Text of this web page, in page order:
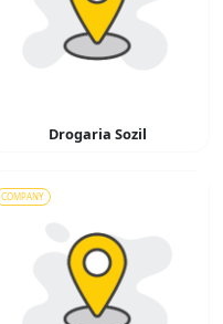
Drogaria Sozil
COMPANY